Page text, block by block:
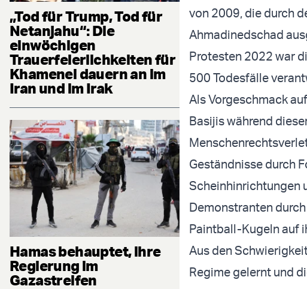
„Tod für Trump, Tod für
Netanjahu“: Die
einwöchigen
Trauerfeierlichkeiten für
Khamenei dauern an im
Iran und im Irak
Hamas behauptet, ihre
Regierung im
Gazastreifen
von 2009, die durch
Ahmadinedschad
Protesten 2022 war
500 Todesfälle
Als Vorgeschmack
Basijis während
Geständnisse durch
Scheinhinrichtungen
Demonstranten
Paintball-Kugeln auf
Aus den
Regime gelernt und